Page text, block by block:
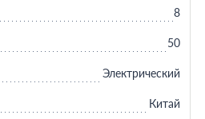
8
50
Электрический
Китай